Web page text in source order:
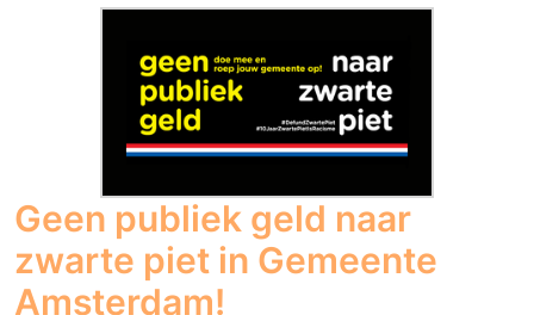
Geen publiek geld naar
zwarte piet in Gemeente
Amsterdam!